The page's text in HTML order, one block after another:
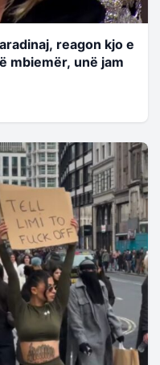
reagon kjo e
mbiemër, unë jam